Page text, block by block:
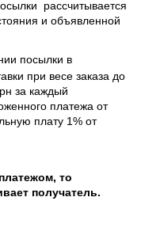
рассчитывается
и объявленной
посылки в
при весе заказа до
за каждый
платежа от
плату 1% от
то
получатель.